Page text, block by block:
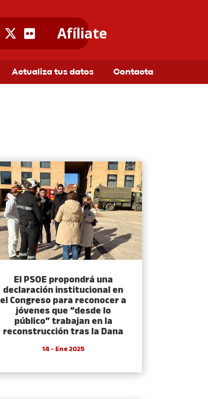
Afíliate
Actualiza tus datos Contacta
El PSOE propondrá una
declaración institucional en
el Congreso para reconocer a
jóvenes que “desde lo
público” trabajan en la
reconstrucción tras la Dana
14 - Ene 2025